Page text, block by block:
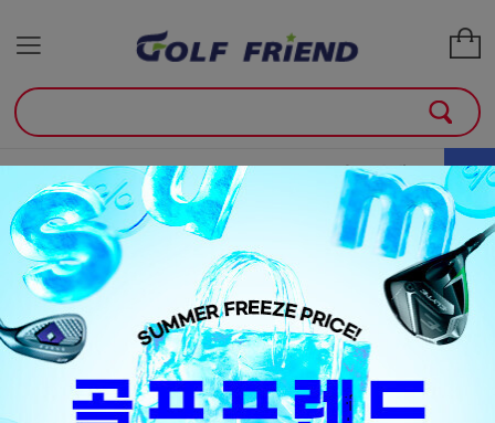
+
골프클럽 골프용품 매장안내 소